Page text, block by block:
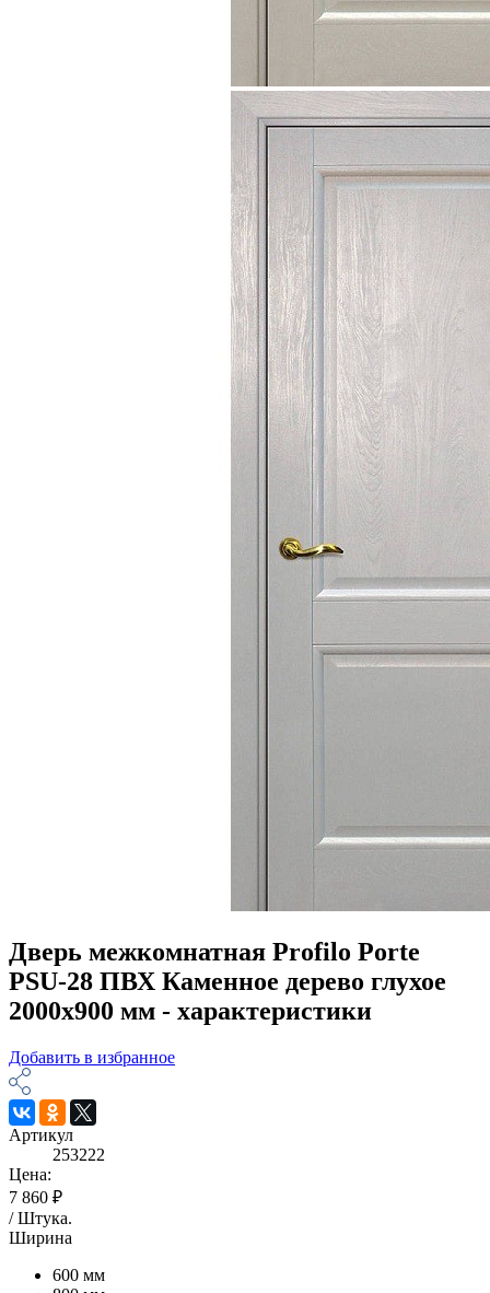
Дверь межкомнатная Profilo Porte
PSU-28 ПВХ Каменное дерево глухое
2000х900 мм - характеристики
Добавить в избранное
Артикул
253222
Цена:
7 860 ₽
/Штука.
Ширина
600 мм